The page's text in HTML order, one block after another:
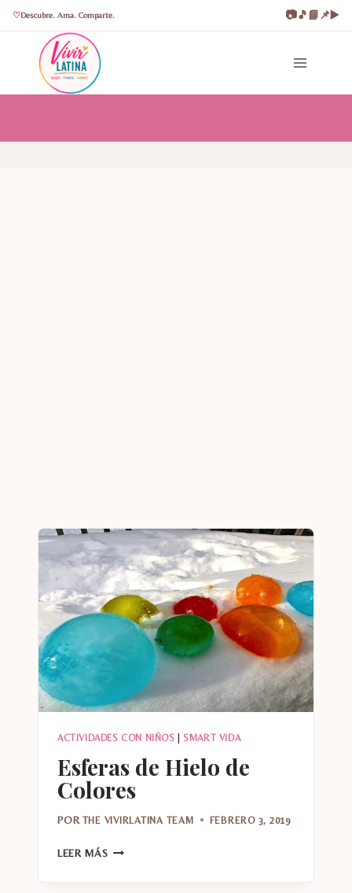
Descubre. Ama. Comparte. 📷🎵📘📌▶️
contenido
ACTIVIDADES CON NIÑOS SMART VIDA
Esferas de Hielo de
Colores
POR THE VIVIRLATINA TEAM FEBRERO 3, 2019
LEER MÁS ESFERAS